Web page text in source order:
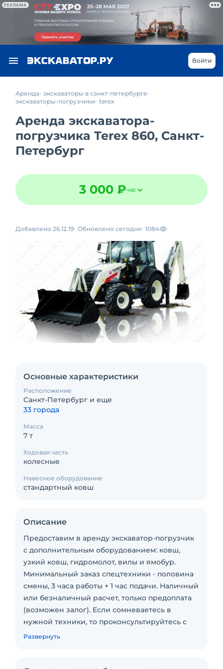
РЕКЛАМА
Войти
Аренда экскаваторы в санкт-петербурге
экскаваторы-погрузчики terex
Аренда экскаватора-
погрузчика Terex 860, Санкт-
Петербург
3 000 ₽час
Добавлено 26.12.19 Обновлено сегодня 1084
Основные характеристики
Расположение
Санкт-Петербург и еще
33 города
Масса
7 т
Ходовая часть
колесные
Навесное оборудование
стандартный ковш
Описание
Предоставим в аренду экскаватор-погрузчик
с дополнительным оборудованием: ковш,
узкий ковш, гидромолот, вилы и ямобур.
Минимальный заказ спецтехники - половина
смены, 3 часа работы + 1 час подачи. Наличный
или безналичный расчет, только предоплата
(возможен залог). Если сомневаетесь в
нужной техники, то проконсультируйтесь с
менеджером по телефону или электронной
Развернуть